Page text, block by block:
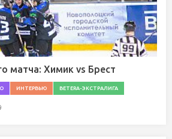
матча: Химик vs Брест
ИНТЕРВЬЮ BETERA-ЭКСТРАЛИГА